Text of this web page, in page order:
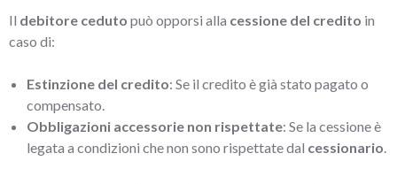
Il debitore ceduto può opporsi alla cessione del credito in
caso di:
Estinzione del credito: Se il credito è già stato pagato o
compensato.
Obbligazioni accessorie non rispettate: Se la cessione è
legata a condizioni che non sono rispettate dal cessionario.